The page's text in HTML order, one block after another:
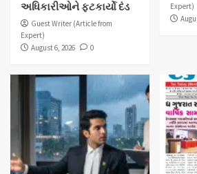
અધિકારીઓને ફટકાર્યો દંડ
Guest Writer (Article from
Expert)
August 6, 2026
0
Expert)